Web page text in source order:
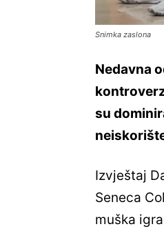
Snimka zaslona
Nedavna
su
Izvještaj
Seneca
muška